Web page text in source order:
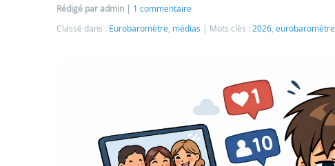
Rédigé par admin
1 commentaire
Classé dans : Eurobaromètre, médias Mots clés : 2026, eurobaromètre